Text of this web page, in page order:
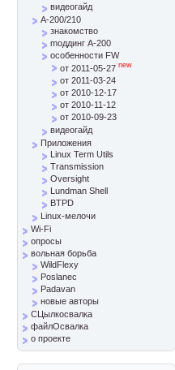
видеогайд
A-200/210
знакомство
mоддинг A-200
особенности FW
от 2011-05-27 new
от 2011-03-24
от 2010-12-17
от 2010-11-12
от 2010-09-23
видеогайд
Приложения
Linux Term Utils
Transmission
Oversight
Lundman Shell
BTPD
Linux-мелочи
Wi-Fi
опросы
вольная борьба
WildFlexy
Poslanec
Padavan
новые авторы
СЦылкосвалка
файлОсвалка
о проекте